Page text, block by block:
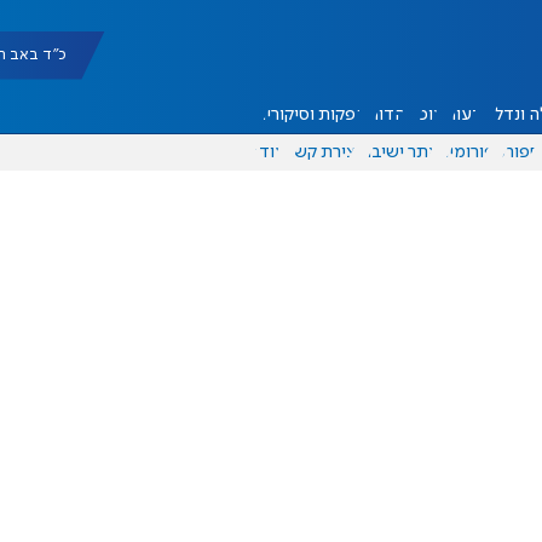
כ"ד באב תשפ"ו
ונדל"ן דעות אוכל יהדות הפקות וסיקורים
ספורט פורומים אתר ישיבה יצירת קשר עוד